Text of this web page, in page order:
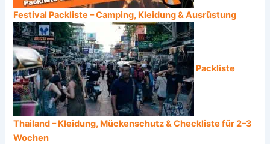
Festival Packliste – Camping, Kleidung & Ausrüstung
Packliste
Thailand – Kleidung, Mückenschutz & Checkliste für 2–3
Wochen